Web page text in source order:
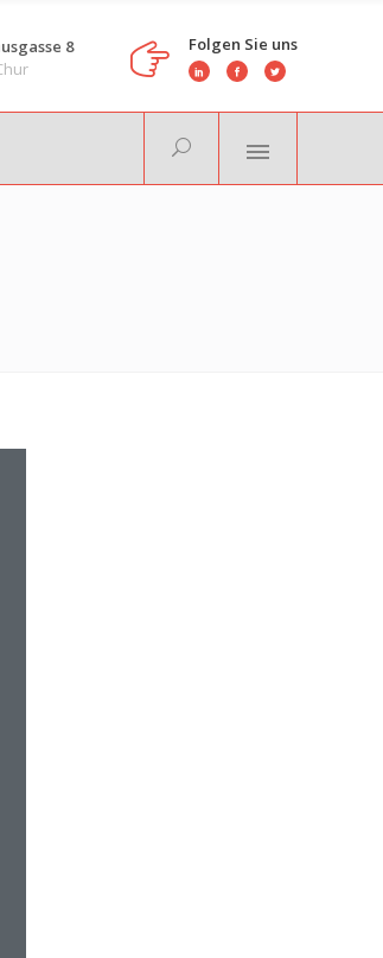
8
Folgen Sie uns